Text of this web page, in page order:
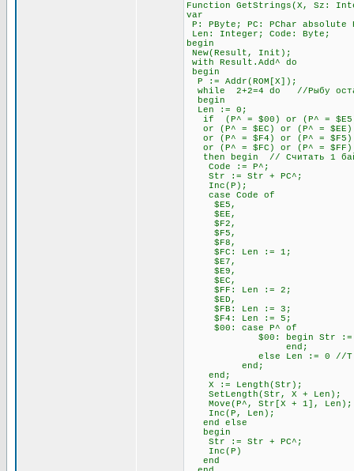
Function GetStrings(X, Sz:
var
P: PByte; PC: PChar absolute
Len: Integer; Code: Byte;
begin
New(Result, Init);
with Result.Add^ do
begin
P := Addr(ROM[X]);
while 2+2=4 do //Рыбу
begin
Len := 0;
if (P^ = $00) or (P^ = $E5)
or (P^ = $EC) or (P^ = $EE)
or (P^ = $F4) or (P^ = $F5)
or (P^ = $FC) or (P^ = $FF)
then begin // Считать 1
Code := P^;
Str := Str + PC^;
Inc(P);
case Code of
$E5,
$EE,
$F2,
$F5,
$F8,
$FC: Len := 1;
$E7,
$E9,
$EC,
$FF: Len := 2;
$ED,
$FB: Len := 3;
$F4: Len := 5;
$00: case P^ of
$00: begin Str := Str +
end;
else Len := 0 //Т.к. 00,
end;
end;
X := Length(Str);
SetLength(Str, X + Len);
Move(P^, Str[X + 1], Len);
Inc(P, Len);
end else
begin
Str := Str + PC^;
Inc(P)
end